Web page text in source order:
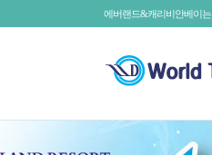
에버랜드&캐리비안베이